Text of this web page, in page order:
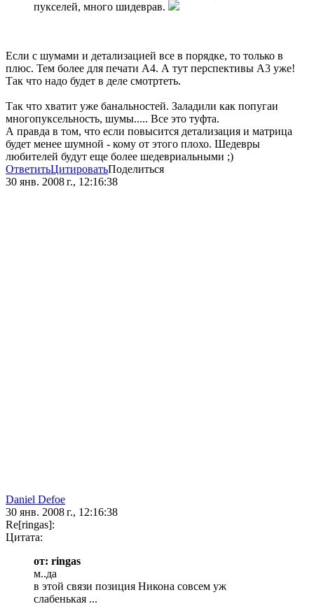
пукселей, много шидеврав.
Если с шумами и детализацией все в порядке, то только в
плюс. Тем более для печати А4. А тут перспективы А3 уже!
Так что надо будет в деле смотртеть.
Так что хватит уже банальностей. Заладили как попугаи
многопуксельность, шумы..... Все это туфта.
А правда в том, что если повысится детализация и матрица
будет менее шумной - кому от этого плохо. Шедевры
любителей будут еще более шедевриальными ;)
ОтветитьЦитироватьПоделиться
30 янв. 2008 г., 12:16:38
Daniel Defoe
30 янв. 2008 г., 12:16:38
Re[ringas]:
Цитата:
от: ringas
м..да
в этой связи позиция Никона совсем уж
слабенькая ...